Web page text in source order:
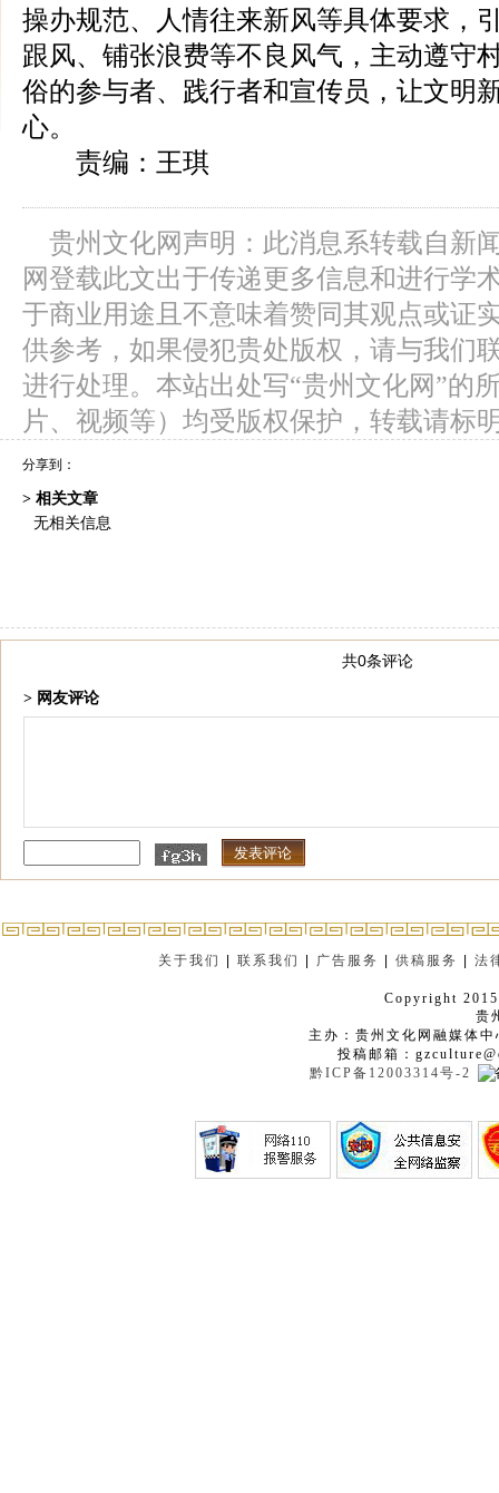
操办规范、人情往来新风等具体要求，
跟风、铺张浪费等不良风气，主动遵守
俗的参与者、践行者和宣传员，让文明
心。
责编：王琪
贵州文化网声明：此消息系转载自新
网登载此文出于传递更多信息和进行学
于商业用途且不意味着赞同其观点或证
供参考，如果侵犯贵处版权，请与我们
进行处理。本站出处写“贵州文化网”的
片、视频等）均受版权保护，转载请标
分享到：
> 相关文章
无相关信息
共0条评论
> 网友评论
关于我们 |联系我们 广告服务 |供稿服务 |法
Copyright
贵
主办：贵州文化网融媒体
投稿邮箱：
黔ICP备12003314号-2